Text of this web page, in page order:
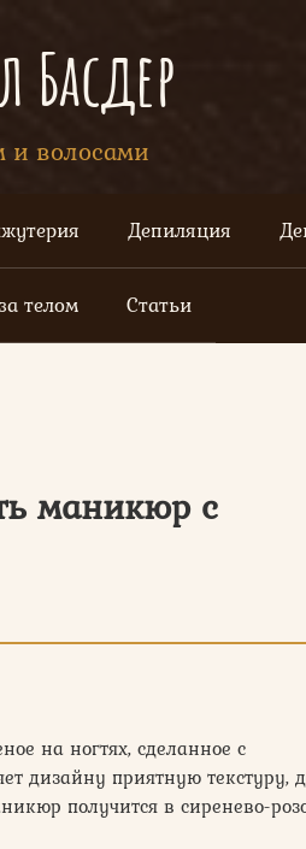
Басдер
и волосами
Депиляция
телом Статьи
маникюр с
на ногтях, сделанное с
дизайну приятную текстуру,
получится в сиренево-